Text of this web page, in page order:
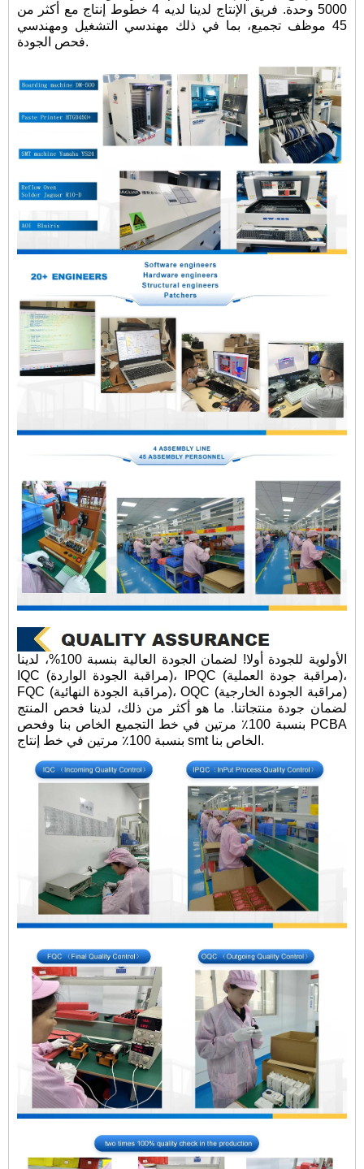
5000 وحدة. فريق الإنتاج لدينا لديه 4 خطوط إنتاج مع أكثر من
45 موظف تجميع، بما في ذلك مهندسي التشغيل ومهندسي
فحص الجودة.
الأولوية للجودة أولا! لضمان الجودة العالية بنسبة 100%، لدينا
IQC (مراقبة الجودة الواردة)، IPQC (مراقبة جودة العملية)،
FQC (مراقبة الجودة النهائية)، OQC (مراقبة الجودة الخارجية)
لضمان جودة منتجاتنا. ما هو أكثر من ذلك، لدينا فحص المنتج
بنسبة 100٪ مرتين في خط التجميع الخاص بنا وفحص PCBA
بنسبة 100٪ مرتين في خط إنتاج smt الخاص بنا.